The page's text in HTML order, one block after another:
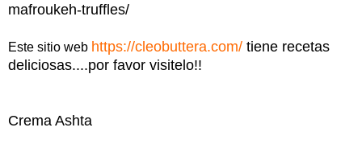
mafroukeh-truffles/
Este sitio web https://cleobuttera.com/ tiene recetas
deliciosas....por favor visitelo!!
Crema Ashta